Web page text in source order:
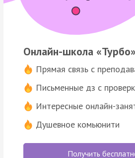
Онлайн-школа «Турбо»
Прямая связь с
Письменные дз с
Интересные онлайн-
Душевное комьюнити
Получить